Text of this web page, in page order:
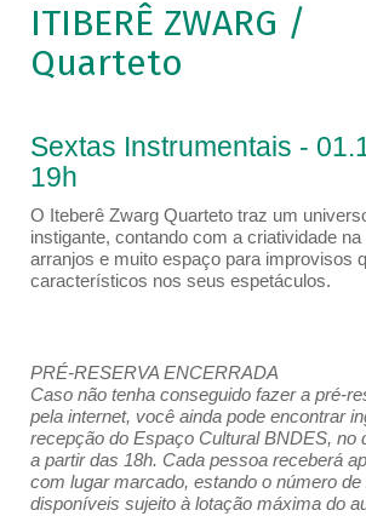
ITIBERÊ ZWARG /
Quarteto
Sextas Instrumentais -
19h
O Iteberê Zwarg Quarteto traz um
instigante, contando com a criatividade
arranjos e muito espaço para improvisos
característicos nos seus espetáculos.
PRÉ-RESERVA ENCERRADA
Caso não tenha conseguido fazer a pré-
pela internet, você ainda pode encontrar
recepção do Espaço Cultural BNDES, no
a partir das 18h. Cada pessoa receberá
com lugar marcado, estando o número
disponíveis sujeito à lotação máxima do